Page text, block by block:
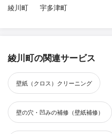
綾川町
宇多津町
綾川町の関連サービス
壁紙（クロス）クリーニング
壁の穴・凹みの補修（壁紙補修）